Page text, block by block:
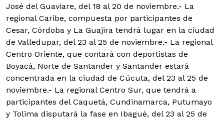
José del Guaviare, del 18 al 20 de noviembre.- La
regional Caribe, compuesta por participantes de
Cesar, Córdoba y La Guajira tendrá lugar en la ciudad
de Valledupar, del 23 al 25 de noviembre.- La regional
Centro Oriente, que contará con deportistas de
Boyacá, Norte de Santander y Santander estará
concentrada en la ciudad de Cúcuta, del 23 al 25 de
noviembre.- La regional Centro Sur, que tendrá a
participantes del Caquetá, Cundinamarca, Putumayo
y Tolima disputará la fase en Ibagué, del 23 al 25 de